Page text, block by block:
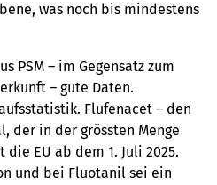
was noch bis mindestens
PSM – im Gegensatz zum
– gute Daten.
Flufenacet – den
der in der grössten Menge
EU ab dem 1. Juli 2025.
und bei Fluotanil sei ein